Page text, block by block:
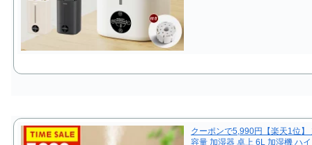
クーポンで5,990円【楽天1位】
容量 加湿器 卓上 6L 加湿機 ハ